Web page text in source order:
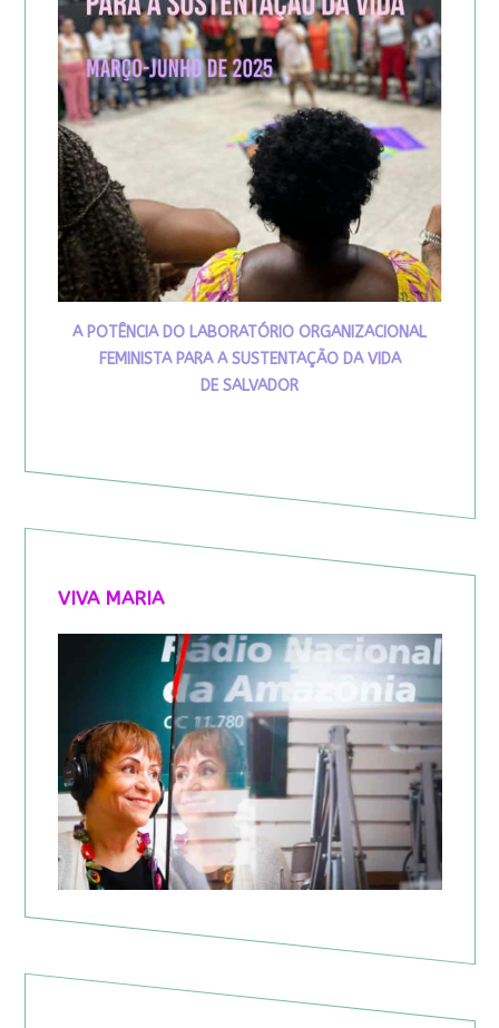
A POTÊNCIA DO LABORATÓRIO ORGANIZACIONAL
FEMINISTA PARA A SUSTENTAÇÃO DA VIDA
DE SALVADOR
VIVA MARIA